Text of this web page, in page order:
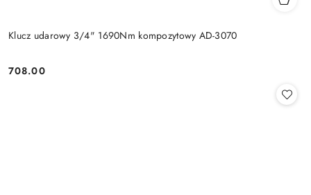
Klucz udarowy 3/4" 1690Nm kompozytowy AD-3070
Cena:
708.00